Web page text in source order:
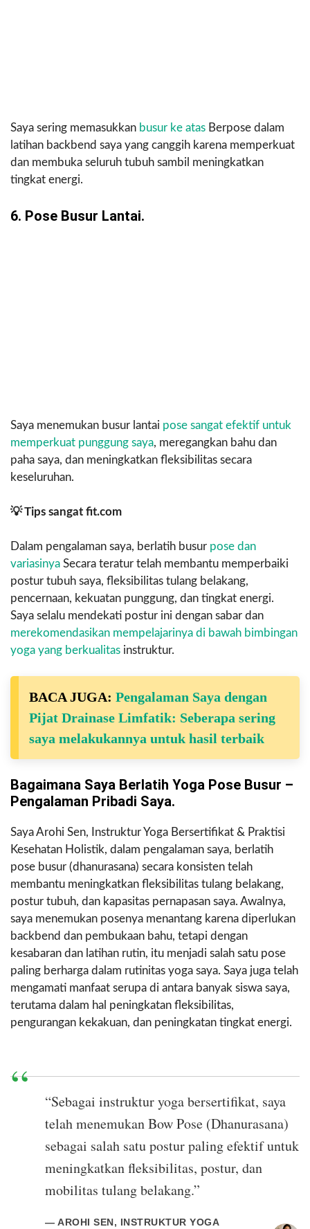
Saya sering memasukkan busur ke atas Berpose dalam
latihan backbend saya yang canggih karena memperkuat
dan membuka seluruh tubuh sambil meningkatkan
tingkat energi.
6. Pose Busur Lantai.
Saya menemukan busur lantai pose sangat efektif untuk
memperkuat punggung saya, meregangkan bahu dan
paha saya, dan meningkatkan fleksibilitas secara
keseluruhan.
💡 Tips sangat fit.com
Dalam pengalaman saya, berlatih busur pose dan
variasinya Secara teratur telah membantu memperbaiki
postur tubuh saya, fleksibilitas tulang belakang,
pencernaan, kekuatan punggung, dan tingkat energi.
Saya selalu mendekati postur ini dengan sabar dan
merekomendasikan mempelajarinya di bawah bimbingan
yoga yang berkualitas instruktur.
BACA JUGA: Pengalaman Saya dengan
Pijat Drainase Limfatik: Seberapa sering
saya melakukannya untuk hasil terbaik
Bagaimana Saya Berlatih Yoga Pose Busur –
Pengalaman Pribadi Saya.
Saya Arohi Sen, Instruktur Yoga Bersertifikat & Praktisi
Kesehatan Holistik, dalam pengalaman saya, berlatih
pose busur (dhanurasana) secara konsisten telah
membantu meningkatkan fleksibilitas tulang belakang,
postur tubuh, dan kapasitas pernapasan saya. Awalnya,
saya menemukan posenya menantang karena diperlukan
backbend dan pembukaan bahu, tetapi dengan
kesabaran dan latihan rutin, itu menjadi salah satu pose
paling berharga dalam rutinitas yoga saya. Saya juga telah
mengamati manfaat serupa di antara banyak siswa saya,
terutama dalam hal peningkatan fleksibilitas,
pengurangan kekakuan, dan peningkatan tingkat energi.
“Sebagai instruktur yoga bersertifikat, saya
telah menemukan Bow Pose (Dhanurasana)
sebagai salah satu postur paling efektif untuk
meningkatkan fleksibilitas, postur, dan
mobilitas tulang belakang.”
— AROHI SEN, INSTRUKTUR YOGA